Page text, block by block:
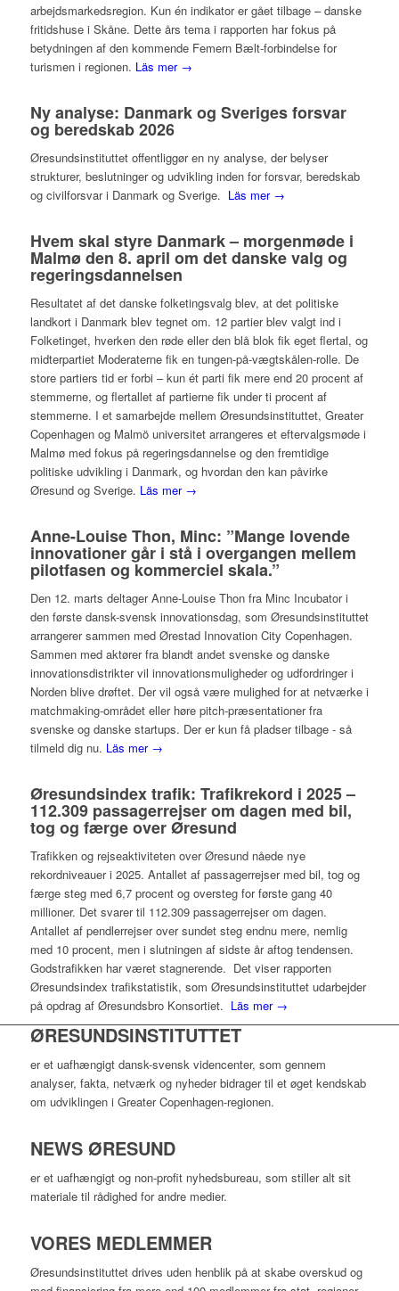
arbejdsmarkedsregion. Kun én indikator er gået tilbage – danske
fritidshuse i Skåne. Dette års tema i rapporten har fokus på
betydningen af den kommende Femern Bælt-forbindelse for
turismen i regionen. Läs mer →
Ny analyse: Danmark og Sveriges forsvar
og beredskab 2026
Øresundsinstituttet offentliggør en ny analyse, der belyser
strukturer, beslutninger og udvikling inden for forsvar, beredskab
og civilforsvar i Danmark og Sverige. Läs mer →
Hvem skal styre Danmark – morgenmøde i
Malmø den 8. april om det danske valg og
regeringsdannelsen
Resultatet af det danske folketingsvalg blev, at det politiske
landkort i Danmark blev tegnet om. 12 partier blev valgt ind i
Folketinget, hverken den røde eller den blå blok fik eget flertal, og
midterpartiet Moderaterne fik en tungen-på-vægtskålen-rolle. De
store partiers tid er forbi – kun ét parti fik mere end 20 procent af
stemmerne, og flertallet af partierne fik under ti procent af
stemmerne. I et samarbejde mellem Øresundsinstituttet, Greater
Copenhagen og Malmö universitet arrangeres et eftervalgsmøde i
Malmø med fokus på regeringsdannelse og den fremtidige
politiske udvikling i Danmark, og hvordan den kan påvirke
Øresund og Sverige. Läs mer →
Anne-Louise Thon, Minc: ”Mange lovende
innovationer går i stå i overgangen mellem
pilotfasen og kommerciel skala.”
Den 12. marts deltager Anne-Louise Thon fra Minc Incubator i
den første dansk-svensk innovationsdag, som Øresundsinstituttet
arrangerer sammen med Ørestad Innovation City Copenhagen.
Sammen med aktører fra blandt andet svenske og danske
innovationsdistrikter vil innovationsmuligheder og udfordringer i
Norden blive drøftet. Der vil også være mulighed for at netværke i
matchmaking-området eller høre pitch-præsentationer fra
svenske og danske startups. Der er kun få pladser tilbage - så
tilmeld dig nu. Läs mer →
Øresundsindex trafik: Trafikrekord i 2025 –
112.309 passagerrejser om dagen med bil,
tog og færge over Øresund
Trafikken og rejseaktiviteten over Øresund nåede nye
rekordniveauer i 2025. Antallet af passagerrejser med bil, tog og
færge steg med 6,7 procent og oversteg for første gang 40
millioner. Det svarer til 112.309 passagerrejser om dagen.
Antallet af pendlerrejser over sundet steg endnu mere, nemlig
med 10 procent, men i slutningen af sidste år aftog tendensen.
Godstrafikken har været stagnerende. Det viser rapporten
Øresundsindex trafikstatistik, som Øresundsinstituttet udarbejder
på opdrag af Øresundsbro Konsortiet. Läs mer →
ØRESUNDSINSTITUTTET
er et uafhængigt dansk-svensk videncenter, som gennem
analyser, fakta, netværk og nyheder bidrager til et øget kendskab
om udviklingen i Greater Copenhagen-regionen.
NEWS ØRESUND
er et uafhængigt og non-profit nyhedsbureau, som stiller alt sit
materiale til rådighed for andre medier.
VORES MEDLEMMER
Øresundsinstituttet drives uden henblik på at skabe overskud og